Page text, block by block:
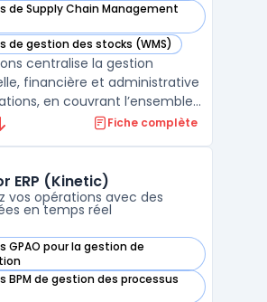
de Supply Chain Management
dans cette catégorie
de gestion des stocks (WMS)
dans cette catégorie
centralise la gestion
financière et administrative
en couvrant l’ensemble
via une plateforme unique.
de Service and Asset
...
Fiche complète
ERP (Kinetic)
vos opérations avec des
en temps réel
GPAO pour la gestion de
ERP (Kinetic) dans cette catégorie
BPM de gestion des processus
ERP (Kinetic) dans cette catégorie